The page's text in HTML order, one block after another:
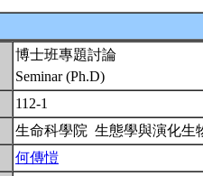
博士班專題討論
Seminar (Ph.D)
112-1
生命科學院 生態學與演化
何傳愷